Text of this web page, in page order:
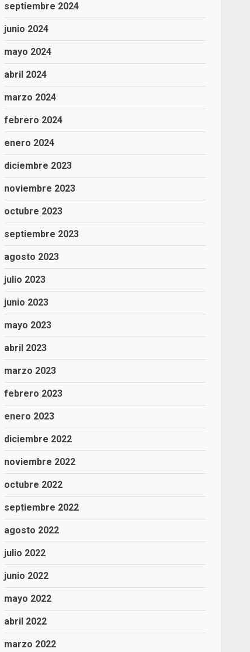
septiembre 2024
junio 2024
mayo 2024
abril 2024
marzo 2024
febrero 2024
enero 2024
diciembre 2023
noviembre 2023
octubre 2023
septiembre 2023
agosto 2023
julio 2023
junio 2023
mayo 2023
abril 2023
marzo 2023
febrero 2023
enero 2023
diciembre 2022
noviembre 2022
octubre 2022
septiembre 2022
agosto 2022
julio 2022
junio 2022
mayo 2022
abril 2022
marzo 2022